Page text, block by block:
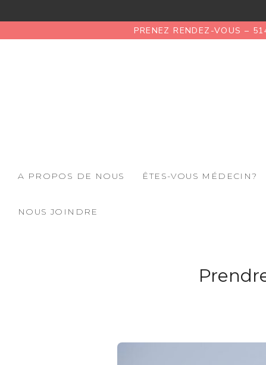
PRENEZ RENDEZ-VOUS –
A PROPOS DE NOUS ÊTES-VOUS MÉDECIN?
NOUS JOINDRE